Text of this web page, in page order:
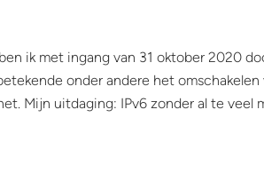
ik met ingang van 31 oktober 2020
onder andere het omschakelen
Mijn uitdaging: IPv6 zonder al te veel